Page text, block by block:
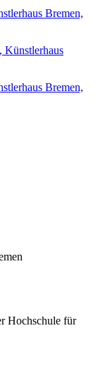
Bremen,
Bremen,
Hochschule für